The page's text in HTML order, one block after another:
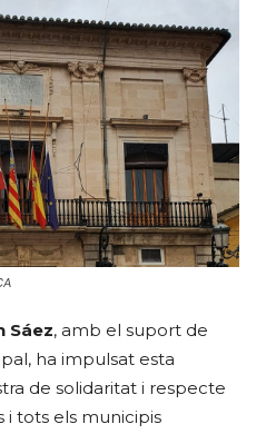
Sáez, amb el suport de
ha impulsat esta
de solidaritat i respecte
i tots els municipis